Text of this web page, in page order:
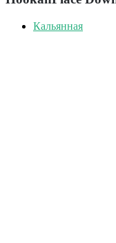
Кальянная